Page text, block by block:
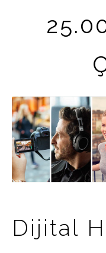
Dijital